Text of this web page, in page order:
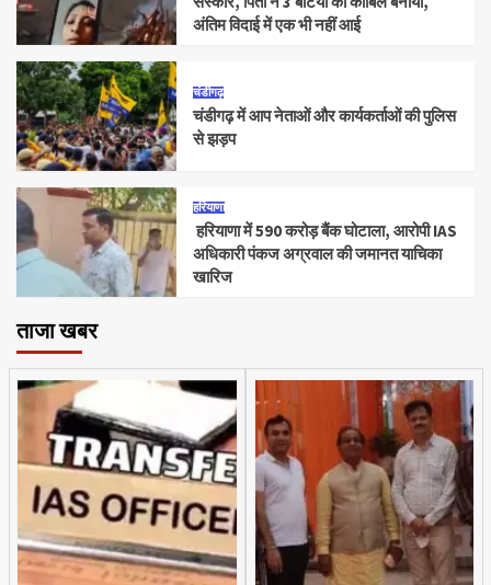
अंतिम विदाई में एक भी नहीं आई
चंडीगढ़
चंडीगढ़ में आप नेताओं और कार्यकर्ताओं की पुलिस
से झड़प
हरियाणा
हरियाणा में 590 करोड़ बैंक घोटाला, आरोपी IAS
अधिकारी पंकज अग्रवाल की जमानत याचिका
खारिज
ताजा खबर